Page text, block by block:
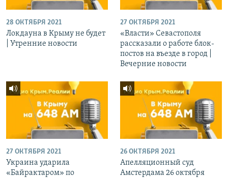
28 ОКТЯБРЯ 2021
Локдауна в Крыму не будет
| Утренние новости
27 ОКТЯБРЯ 2021
«Власти» Севастополя
рассказали о работе блок-
постов на въезде в город |
Вечерние новости
27 ОКТЯБРЯ 2021
Украина ударила
«Байрактаром» по
26 ОКТЯБРЯ 2021
Апелляционный суд
Амстердама 26 октября